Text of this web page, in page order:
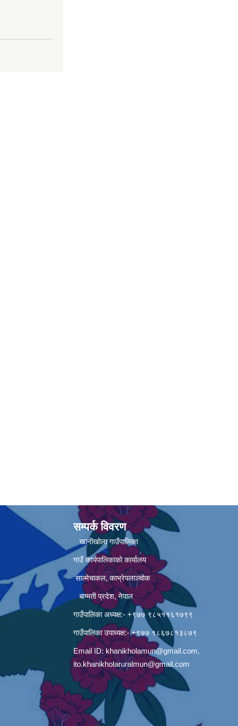
सम्पर्क विवरण
खानीखोला गाउँपालिका
गाउँ कार्यपालिकाको कार्यालय
साल्मेचाकल, काभ्रेपलाञ्चोक
बाग्मती प्रदेश, नेपाल
गाउँपालिका अध्यक्ष:- +९७७ ९८५११६१७९९
गाउँपालिका उपाध्यक्ष:- +९७७ ९८६७८१३८७९
Email ID: khanikholamun@gmail.com,
ito.khanikholaruralmun@gmail.com